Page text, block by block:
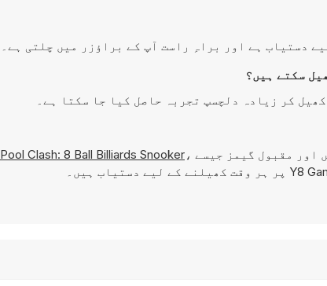
اور مقبول گیمز جیسے Pool Clash: 8 Ball Billiards Snooker،